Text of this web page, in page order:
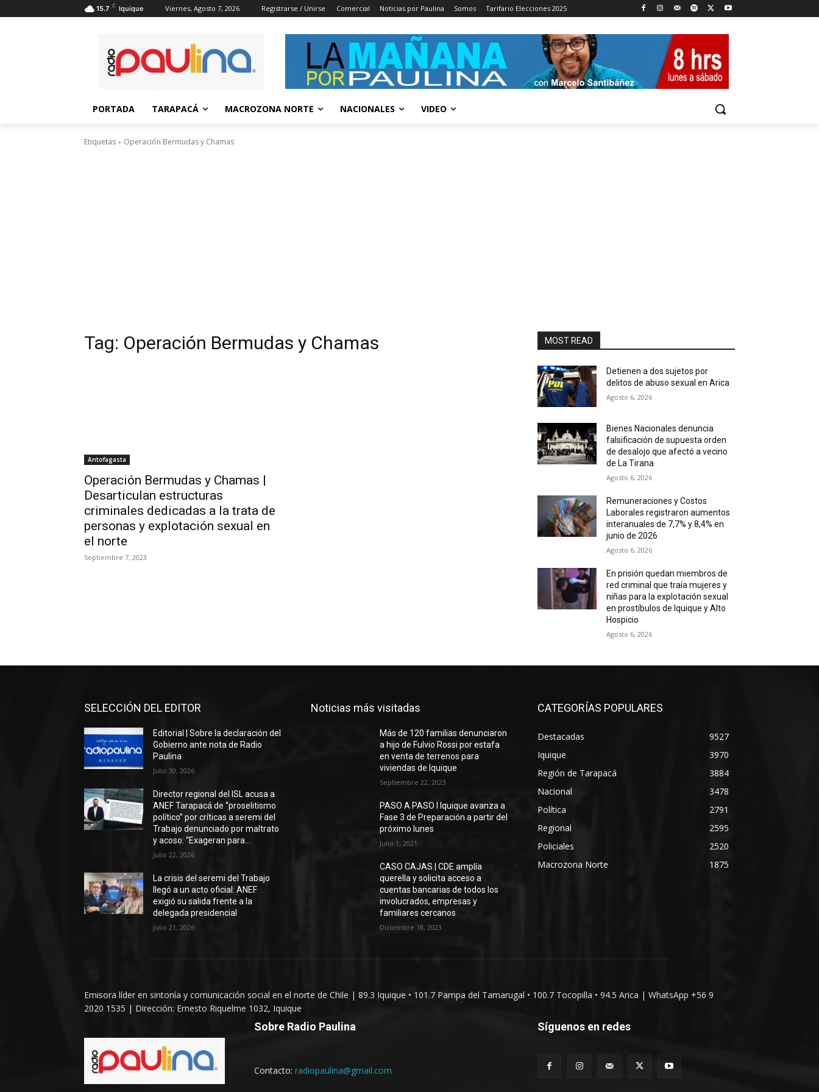
15.7 C Iquique Viernes, Agosto 7, 2026 Registrarse / Unirse Comercial Noticias por Paulina Somos Tarifario Elecciones 2025
PORTADA TARAPACÁ MACROZONA NORTE NACIONALES VIDEO
Etiquetas Operación Bermudas y Chamas
Tag: Operación Bermudas y Chamas
Antofagasta
Operación Bermudas y Chamas |
Desarticulan estructuras
criminales dedicadas a la trata de
personas y explotación sexual en
el norte
Septiembre 7, 2023
MOST READ
Detienen a dos sujetos por
delitos de abuso sexual en Arica
Agosto 6, 2026
Bienes Nacionales denuncia
falsificación de supuesta orden
de desalojo que afectó a vecino
de La Tirana
Agosto 6, 2026
Remuneraciones y Costos
Laborales registraron aumentos
interanuales de 7,7% y 8,4% en
junio de 2026
Agosto 6, 2026
En prisión quedan miembros de
red criminal que traía mujeres y
niñas para la explotación sexual
en prostíbulos de Iquique y Alto
Hospicio
Agosto 6, 2026
SELECCIÓN DEL EDITOR
Editorial | Sobre la declaración del
Gobierno ante nota de Radio
Paulina
Julio 30, 2026
Director regional del ISL acusa a
ANEF Tarapacá de “proselitismo
político” por críticas a seremi del
Trabajo denunciado por maltrato
y acoso: “Exageran para...
Julio 22, 2026
La crisis del seremi del Trabajo
llegó a un acto oficial: ANEF
exigió su salida frente a la
delegada presidencial
Julio 21, 2026
Noticias más visitadas
Más de 120 familias denunciaron
a hijo de Fulvio Rossi por estafa
en venta de terrenos para
viviendas de Iquique
Septiembre 22, 2023
PASO A PASO I Iquique avanza a
Fase 3 de Preparación a partir del
próximo lunes
Julio 1, 2021
CASO CAJAS | CDE amplía
querella y solicita acceso a
cuentas bancarias de todos los
involucrados, empresas y
familiares cercanos
Diciembre 18, 2023
CATEGORÍAS POPULARES
Destacadas
9527
Iquique
3970
Región de Tarapacá
3884
Nacional
3478
Política
2791
Regional
2595
Policiales
2520
Macrozona Norte
1875
Emisora líder en sintonía y comunicación social en el norte de Chile | 89.3 Iquique • 101.7 Pampa del Tamarugal • 100.7 Tocopilla • 94.5 Arica | WhatsApp +56 9
2020 1535 | Dirección: Ernesto Riquelme 1032, Iquique
Sobre Radio Paulina
Contacto: radiopaulina@gmail.com
Síguenos en redes